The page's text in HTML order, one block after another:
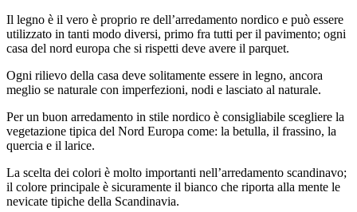
Il legno è il vero è proprio re dell’arredamento nordico e può essere
utilizzato in tanti modo diversi, primo fra tutti per il pavimento; ogni
casa del nord europa che si rispetti deve avere il parquet.
Ogni rilievo della casa deve solitamente essere in legno, ancora
meglio se naturale con imperfezioni, nodi e lasciato al naturale.
Per un buon arredamento in stile nordico è consigliabile scegliere la
vegetazione tipica del Nord Europa come: la betulla, il frassino, la
quercia e il larice.
La scelta dei colori è molto importanti nell’arredamento scandinavo;
il colore principale è sicuramente il bianco che riporta alla mente le
nevicate tipiche della Scandinavia.